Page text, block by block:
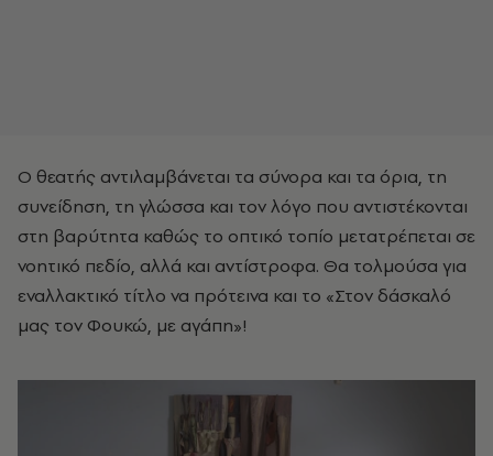
Ο θεατής αντιλαμβάνεται τα σύνορα και τα όρια, τη
συνείδηση, τη γλώσσα και τον λόγο που αντιστέκονται
στη βαρύτητα καθώς το οπτικό τοπίο μετατρέπεται σε
νοητικό πεδίο, αλλά και αντίστροφα. Θα τολμούσα για
εναλλακτικό τίτλο να πρότεινα και το «Στον δάσκαλό
μας τον Φουκώ, με αγάπη»!